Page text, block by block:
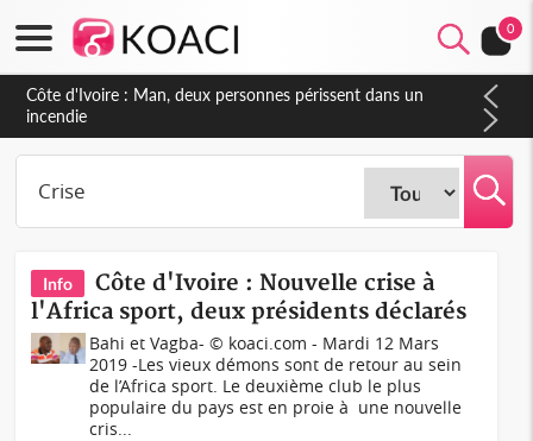
0
Côte d'Ivoire : Séileu, la célébration de la fête nationale
transformée en vaste campagne contre les produits
dépigmentants dangereux
Info
Côte d'Ivoire : Nouvelle crise à
l'Africa sport, deux présidents déclarés
Bahi et Vagba- © koaci.com - Mardi 12 Mars
2019 -Les vieux démons sont de retour au sein
de l’Africa sport. Le deuxième club le plus
populaire du pays est en proie à une nouvelle
cris...